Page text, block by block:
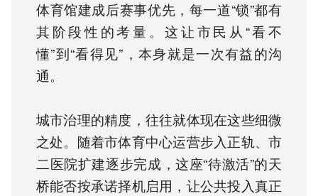
体育馆建成后赛事优先，每一道“锁”都有
其阶段性的考量。这让市民从“看不
懂”到“看得见”，本身就是一次有益的沟
通。
城市治理的精度，往往就体现在这些细微
之处。随着市体育中心运营步入正轨、市
二医院扩建逐步完成，这座“待激活”的天
桥能否按承诺择机启用，让公共投入真正